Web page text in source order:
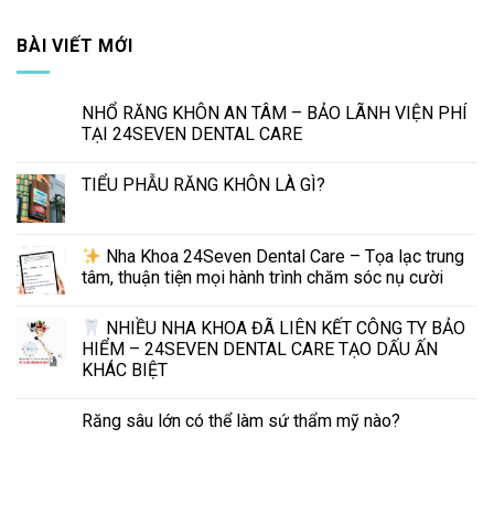
BÀI VIẾT MỚI
NHỔ RĂNG KHÔN AN TÂM – BẢO LÃNH VIỆN PHÍ
TẠI 24SEVEN DENTAL CARE
TIỂU PHẪU RĂNG KHÔN LÀ GÌ?
Nha Khoa 24Seven Dental Care – Tọa lạc trung
tâm, thuận tiện mọi hành trình chăm sóc nụ cười
NHIỀU NHA KHOA ĐÃ LIÊN KẾT CÔNG TY BẢO
HIỂM – 24SEVEN DENTAL CARE TẠO DẤU ẤN
KHÁC BIỆT
Răng sâu lớn có thể làm sứ thẩm mỹ nào?